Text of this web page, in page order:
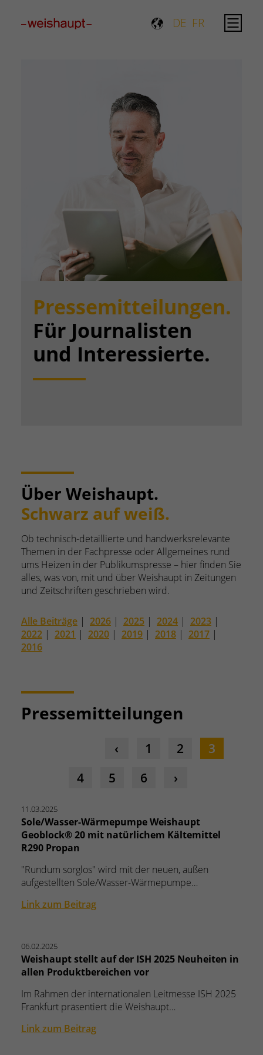
DE FR
Pressemitteilungen.
Für Journalisten
und Interessierte.
Über Weishaupt.
Schwarz auf weiß.
Ob technisch-detaillierte und handwerksrelevante
Themen in der Fachpresse oder Allgemeines rund
ums Heizen in der Publikumspresse – hier finden Sie
alles, was von, mit und über Weishaupt in Zeitungen
und Zeitschriften geschrieben wird.
Alle Beiträge | 2026 | 2025 | 2024 | 2023 |
2022 | 2021 | 2020 | 2019 | 2018 | 2017 |
2016
Pressemitteilungen
1 2
3
4
5 6
11.03.2025
Sole/Wasser-Wärmepumpe Weishaupt
Geoblock® 20 mit natürlichem Kältemittel
R290 Propan
"Rundum sorglos" wird mit der neuen, außen
aufgestellten Sole/Wasser-Wärmepumpe…
Link zum Beitrag
06.02.2025
Weishaupt stellt auf der ISH 2025 Neuheiten in
allen Produktbereichen vor
Im Rahmen der internationalen Leitmesse ISH 2025
Frankfurt präsentiert die Weishaupt…
Link zum Beitrag